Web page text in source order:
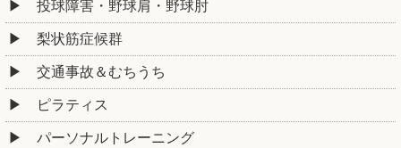
投球障害・野球肩・野球肘
梨状筋症候群
交通事故＆むちうち
ピラティス
パーソナルトレーニング